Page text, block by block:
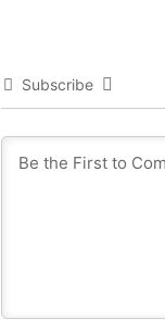
Subscribe